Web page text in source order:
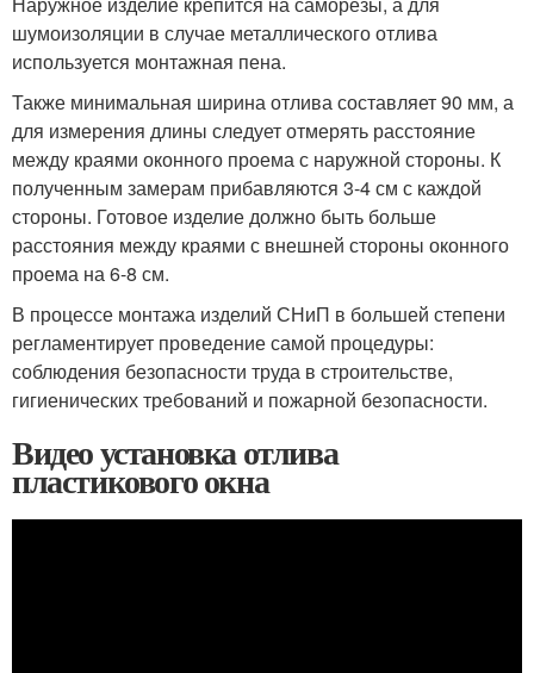
шумоизоляции в случае металлического отлива
используется монтажная пена.
Также минимальная ширина отлива составляет 90 мм, а
для измерения длины следует отмерять расстояние
между краями оконного проема с наружной стороны. К
полученным замерам прибавляются 3-4 см с каждой
стороны. Готовое изделие должно быть больше
расстояния между краями с внешней стороны оконного
проема на 6-8 см.
В процессе монтажа изделий СНиП в большей степени
регламентирует проведение самой процедуры:
соблюдения безопасности труда в строительстве,
гигиенических требований и пожарной безопасности.
Видео установка отлива
пластикового окна